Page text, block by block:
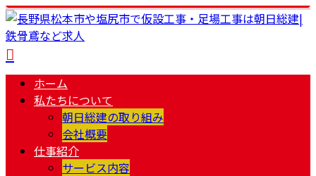
ホーム
私たちについて
朝日総建の取り組み
会社概要
仕事紹介
サービス内容